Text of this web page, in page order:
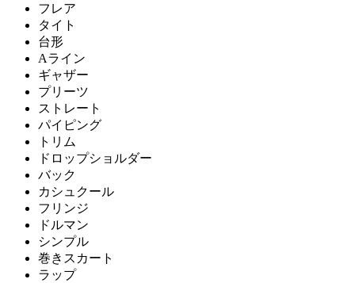
フレア
タイト
台形
Aライン
ギャザー
プリーツ
ストレート
パイピング
トリム
ドロップショルダー
バック
カシュクール
フリンジ
ドルマン
シンプル
巻きスカート
ラップ